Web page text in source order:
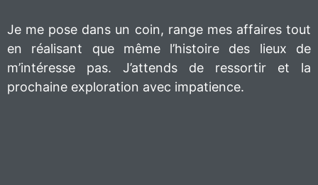
Je me pose dans un coin, range mes affaires tout
en réalisant que même l’histoire des lieux de
m’intéresse pas. J’attends de ressortir et la
prochaine exploration avec impatience.